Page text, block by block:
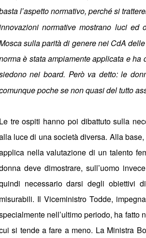
l’aspetto normativo, perchési
normative mostrano luci ed
sulla parità di genere nei CdA
è stata ampiamente applicata e
nei board. Però va detto: le
poche se non quasi del tutto
Le tre ospiti hanno poi dibattuto sulla
luce di una società diversa. Alla
nella valutazione di un talento
deve dimostrare, sull’uomo
necessario darsi degli obiettivi
misurabili. Il Viceministro Todde,
nell’ultimo periodo, ha fatto
si tende a fare a meno. La Ministra